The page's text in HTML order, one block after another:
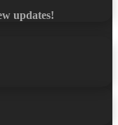
updates!